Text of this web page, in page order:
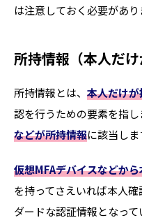
は注意しておく必要があり
所持情報（本人だけ
所持情報とは、 本人だけ
認を行うための要素を指し
などが所持情報に該当しま
仮想MFAデバイスなどか
を持ってさえいれば本人
ダードな認証情報となって